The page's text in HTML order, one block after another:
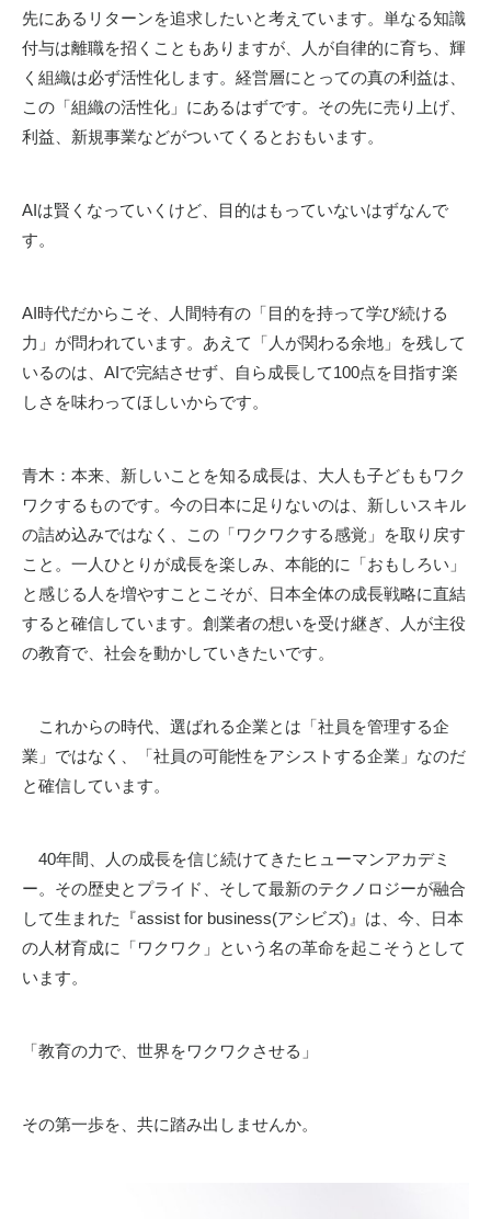
先にあるリターンを追求したいと考えています。単なる知識
付与は離職を招くこともありますが、人が自律的に育ち、輝
く組織は必ず活性化します。経営層にとっての真の利益は、
この「組織の活性化」にあるはずです。その先に売り上げ、
利益、新規事業などがついてくるとおもいます。
AIは賢くなっていくけど、目的はもっていないはずなんで
す。
AI時代だからこそ、人間特有の「目的を持って学び続ける
力」が問われています。あえて「人が関わる余地」を残して
いるのは、 AIで完結させず、自ら成長して100点を目指す楽
しさを味わってほしいからです。
青木：本来、新しいことを知る成長は、大人も子どももワク
ワクするものです。今の日本に足りないのは、新しいスキル
の詰め込みではなく、この「ワクワクする感覚」を取り戻す
こと。一人ひとりが成長を楽しみ、本能的に「おもしろい」
と感じる人を増やすことこそが、日本全体の成長戦略に直結
すると確信しています。創業者の想いを受け継ぎ、人が主役
の教育で、社会を動かしていきたいです。
これからの時代、選ばれる企業とは「社員を管理する企
業」ではなく、「社員の可能性をアシストする企業」なのだ
と確信しています。
40年間、人の成長を信じ続けてきたヒューマンアカデミ
ー。その歴史とプライド、そして最新のテクノロジーが融合
して生まれた『assist for business(アシビズ) 』は、今、日本
の人材育成に「ワクワク」という名の革命を起こそうとして
います。
「教育の力で、世界をワクワクさせる」
その第一歩を、共に踏み出しませんか。